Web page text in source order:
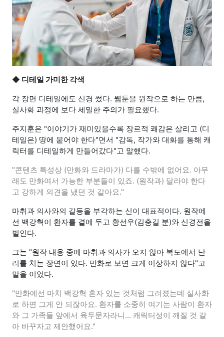
◆ 디테일 가미한 각색
각 장면 디테일에도 신경 썼다. 웹툰을 원작으로 하는 만큼,
실사화 과정에 보다 세밀한 주의가 필요했다.
주지훈은 "이야기가 재미있을수록 장르적 쾌감은 살리고 (디
테일은) 땅에 붙어야 한다"면서 "감독, 작가와 대화를 통해 캐
릭터를 디테일하게 만들어갔다"고 말했다.
"콘텐츠 특성상 (만화와 드라마가) 다를 수밖에 없어요. 아무
래도 만화여서 가능한 부분들이 있죠. (원작과) 달라야 한다
고 강하게 의견을 냈던 것 같아요."
마취과 의사와의 갈등을 부각하는 신이 대표적이다. 원작에
선 백강혁이 환자를 곁에 두고 황선우(김충길 분)와 신경전을
벌인다.
그는 "원작 내용 중에 마취과 의사가 오지 않아 복도에서 난
리를 치는 장면이 있다. 만화로 보면 크게 이상하지 않다"고
말을 이었다.
"만화에선 마치 백강혁 혼자 있는 것처럼 그려졌는데 실사화
로 하면 그게 안 되잖아요. 환자를 소중히 여기는 사람이 환자
와 그 가족들 앞에서 육두문자라니... 캐릭터성이 깨질 것 같
아 바꾸자고 제안했어요."